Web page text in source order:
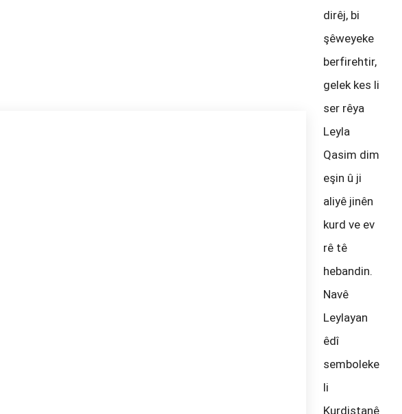
dirêj, bi
şêweyeke
berfirehtir,
gelek kes li
ser rêya
Leyla
Qasim dim
eşin û ji
aliyê jinên
kurd ve ev
rê tê
hebandin.
Navê
Leylayan
êdî
semboleke
li
Kurdistanê